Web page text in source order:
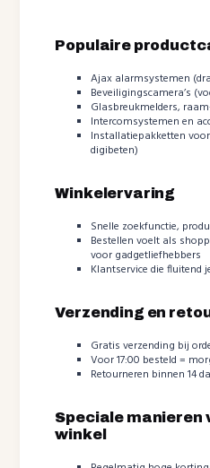
Populaire
Ajax alarmsystemen
Beveiligingscamera’s
Glasbreukmelders,
Intercomsystemen en
Installatiepakketten
digibeten)
Winkelervaring
Snelle zoekfunctie,
Bestellen voelt als
voor gadgetliefhebbers
Klantservice die fluitend
Verzending en
Gratis verzending bij
Voor 17:00 besteld =
Retourneren binnen 14
Speciale manieren
winkel